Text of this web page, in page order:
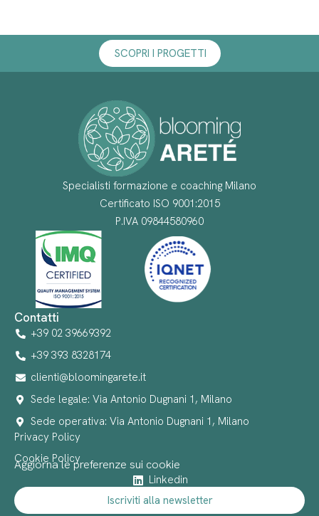
SCOPRI I PROGETTI
Specialisti formazione e coaching Milano
Certificato ISO 9001:2015
P.IVA 09844580960
Contatti
+39 02 39669392
+39 393 8328174
clienti@bloomingarete.it
Sede legale: Via Antonio Dugnani 1, Milano
Sede operativa: Via Antonio Dugnani 1, Milano
Privacy Policy
Cookie Policy
Aggiorna le preferenze sui cookie
Linkedin
Iscriviti alla newsletter